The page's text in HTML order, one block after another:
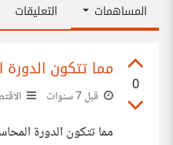
المساهمات التعليقات
0
مما تتكون
قبل 7 سنوات
مما تتكون الدورة